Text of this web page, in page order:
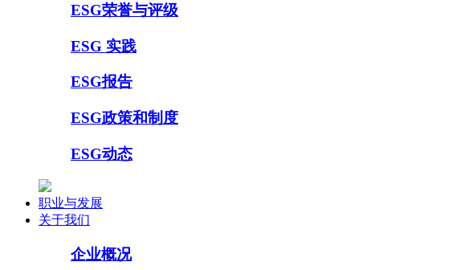
ESG荣誉与评级
ESG 实践
ESG报告
ESG政策和制度
ESG动态
职业与发展
关于我们
企业概况